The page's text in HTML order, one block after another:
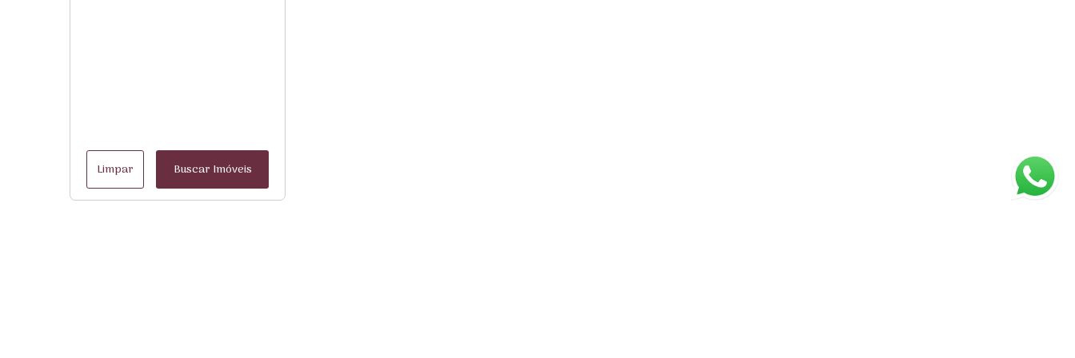
Limpar Buscar Imóveis